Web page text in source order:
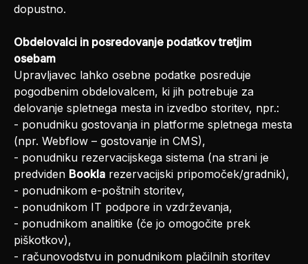
dopustno.
Obdelovalci in posredovanje podatkov tretjim
osebam
Upravljavec lahko osebne podatke posreduje
pogodbenim obdelovalcem, ki jih potrebuje za
delovanje spletnega mesta in izvedbo storitev, npr.:
- ponudniku gostovanja in platforme spletnega mesta
(npr. Webflow – gostovanje in CMS),
- ponudniku rezervacijskega sistema (na strani je
predviden Bookla rezervacijski pripomoček/gradnik),
- ponudnikom e-poštnih storitev,
- ponudnikom IT podpore in vzdrževanja,
- ponudnikom analitike (če jo omogočite prek
piškotkov),
- računovodstvu in ponudnikom plačilnih storitev